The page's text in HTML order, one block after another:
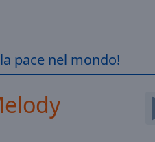
pace nel mondo!